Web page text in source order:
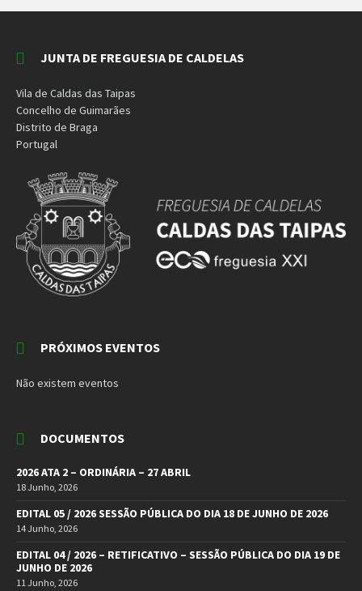
JUNTA DE FREGUESIA DE CALDELAS
Vila de Caldas das Taipas
Concelho de Guimarães
Distrito de Braga
Portugal
PRÓXIMOS EVENTOS
Não existem eventos
DOCUMENTOS
2026 ATA 2 – ORDINÁRIA – 27 ABRIL
18 Junho, 2026
EDITAL 05 / 2026 SESSÃO PÚBLICA DO DIA 18 DE JUNHO DE 2026
14 Junho, 2026
EDITAL 04 / 2026 – RETIFICATIVO – SESSÃO PÚBLICA DO DIA 19 DE
JUNHO DE 2026
11 Junho, 2026